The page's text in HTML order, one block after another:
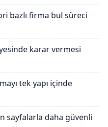
bazlı firma bul süreci
karar vermesi
tek yapı içinde
sayfalarla daha güvenli